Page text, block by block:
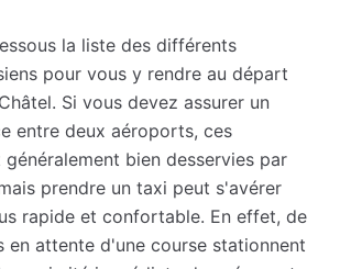
la liste des différents
pour vous y rendre au départ
Si vous devez assurer un
entre deux aéroports, ces
bien desservies par
prendre un taxi peut s'avérer
rapide et confortable. En effet, de
en attente d'une course stationnent